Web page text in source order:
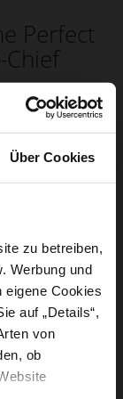
Über Cookies
zu betreiben,
Werbung und
eigene Cookies
auf „Details“,
von
ob
Perfect
Clean
accents,
and
blends
powerful,
approved.